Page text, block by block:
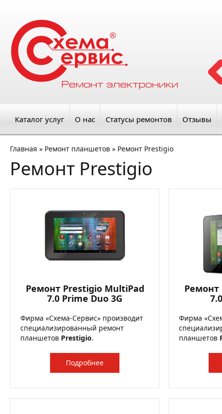
Каталог услуг О нас Статусы ремонтов Отзывы
Главная » Ремонт планшетов » Ремонт Prestigio
Ремонт Prestigio
Ремонт Prestigio MultiPad
7.0 Prime Duo 3G
Фирма «Схема-Сервис» производит
специализированный ремонт
планшетов Prestigio.
Подробнее
Ремонт
Фирма
планшетов